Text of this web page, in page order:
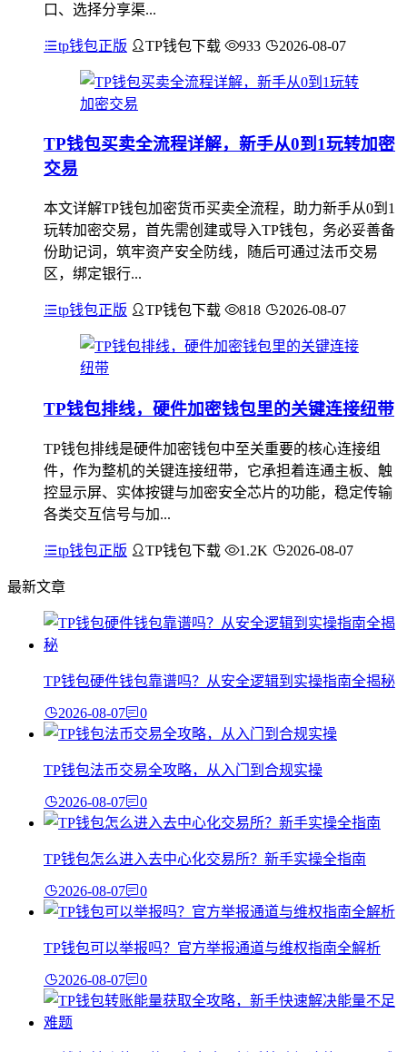
口、选择分享渠...
tp钱包正版 TP钱包下载 933 2026-08-07
TP钱包买卖全流程详解，新手从0到1玩转加密
交易
本文详解TP钱包加密货币买卖全流程，助力新手从0到1
玩转加密交易，首先需创建或导入TP钱包，务必妥善备
份助记词，筑牢资产安全防线，随后可通过法币交易
区，绑定银行...
tp钱包正版 TP钱包下载 818 2026-08-07
TP钱包排线，硬件加密钱包里的关键连接纽带
TP钱包排线是硬件加密钱包中至关重要的核心连接组
件，作为整机的关键连接纽带，它承担着连通主板、触
控显示屏、实体按键与加密安全芯片的功能，稳定传输
各类交互信号与加...
tp钱包正版 TP钱包下载 1.2K 2026-08-07
最新文章
TP钱包硬件钱包靠谱吗？从安全逻辑到实操指南全揭秘
2026-08-07 0
TP钱包法币交易全攻略，从入门到合规实操
2026-08-07 0
TP钱包怎么进入去中心化交易所？新手实操全指南
2026-08-07 0
TP钱包可以举报吗？官方举报通道与维权指南全解析
2026-08-07 0